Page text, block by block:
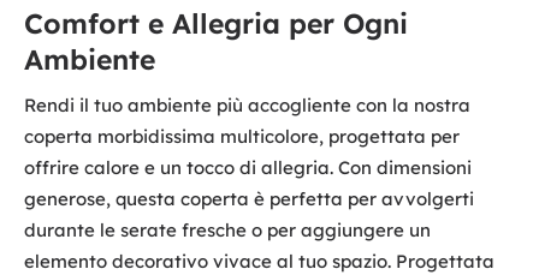
Comfort e Allegria per Ogni
Ambiente
Rendi il tuo ambiente più accogliente con la nostra
coperta morbidissima multicolore, progettata per
offrire calore e un tocco di allegria. Con dimensioni
generose, questa coperta è perfetta per avvolgerti
durante le serate fresche o per aggiungere un
elemento decorativo vivace al tuo spazio. Progettata